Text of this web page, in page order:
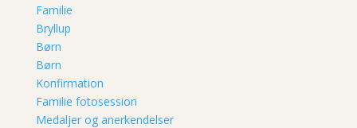
Familie
Bryllup
Børn
Børn
Konfirmation
Familie fotosession
Medaljer og anerkendelser